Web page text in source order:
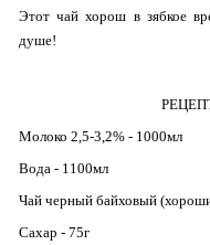
Этот чай хорош в зябкое
душе!
Молоко 2,5-3,2% - 1000мл
Вода - 1100мл
Чай черный байховый
Сахар - 75г